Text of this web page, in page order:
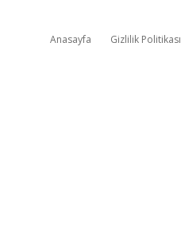
Anasayfa Gizlilik Politikası